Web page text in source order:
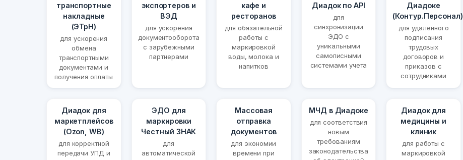
транспортные
накладные
(ЭТрН)
для ускорения
обмена
транспортными
документами и
получения оплаты
экспортеров и
ВЭД
для ускорения
документооборота
с зарубежными
партнерами
кафе и
ресторанов
для обязательной
работы с
маркировкой
воды, молока и
напитков
Диадок по API
для
синхронизации
ЭДО с
уникальными
самописными
системами учета
Диадоке
(Контур.Персонал)
для удаленного
подписания
трудовых
договоров и
приказов с
сотрудниками
Диадок для
маркетплейсов
(Ozon, WB)
для корректной
передачи УПД и
ЭДО для
маркировки
Честный ЗНАК
для
автоматической
Массовая
отправка
документов
для экономии
времени при
МЧД в Диадоке
для соответствия
новым
требованиям
законодательства
Диадок для
медицины и
клиник
для работы с
маркировкой